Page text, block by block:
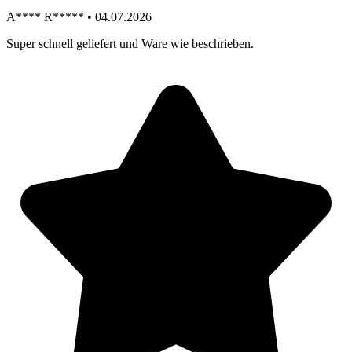
A**** R***** • 04.07.2026
Super schnell geliefert und Ware wie beschrieben.